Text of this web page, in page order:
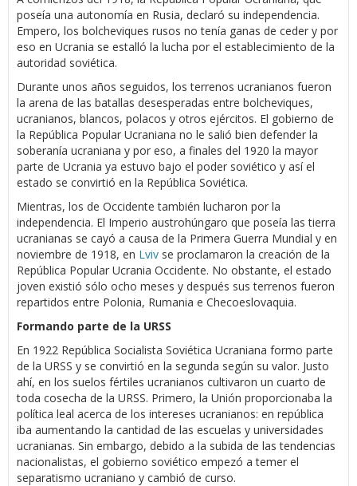
poseía una autonomía en Rusia, declaró su independencia.
Empero, los bolcheviques rusos no tenía ganas de ceder y por
eso en Ucrania se estalló la lucha por el establecimiento de la
autoridad soviética.
Durante unos años seguidos, los terrenos ucranianos fueron
la arena de las batallas desesperadas entre bolcheviques,
ucranianos, blancos, polacos y otros ejércitos. El gobierno de
la República Popular Ucraniana no le salió bien defender la
soberanía ucraniana y por eso, a finales del 1920 la mayor
parte de Ucrania ya estuvo bajo el poder soviético y así el
estado se convirtió en la República Soviética.
Mientras, los de Occidente también lucharon por la
independencia. El Imperio austrohúngaro que poseía las tierra
ucranianas se cayó a causa de la Primera Guerra Mundial y en
noviembre de 1918, en Lviv se proclamaron la creación de la
República Popular Ucrania Occidente. No obstante, el estado
joven existió sólo ocho meses y después sus terrenos fueron
repartidos entre Polonia, Rumania e Checoeslovaquia.
Formando parte de la URSS
En 1922 República Socialista Soviética Ucraniana formo parte
de la URSS y se convirtió en la segunda según su valor. Justo
ahí, en los suelos fértiles ucranianos cultivaron un cuarto de
toda cosecha de la URSS. Primero, la Unión proporcionaba la
política leal acerca de los intereses ucranianos: en república
iba aumentando la cantidad de las escuelas y universidades
ucranianas. Sin embargo, debido a la subida de las tendencias
nacionalistas, el gobierno soviético empezó a temer el
separatismo ucraniano y cambió de curso.